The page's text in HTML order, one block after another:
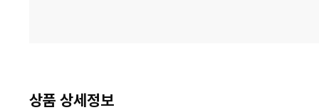
상품 상세정보